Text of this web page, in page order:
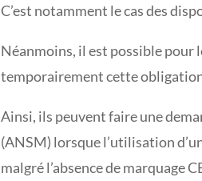
C’est notamment le cas des
Néanmoins, il est possible pour
temporairement cette
Ainsi, ils peuvent faire une
(ANSM) lorsque l’utilisation
malgré l’absence de marquage